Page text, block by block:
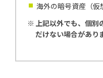
海外の暗号資産（仮
※ 上記以外でも、個
だけない場合があり